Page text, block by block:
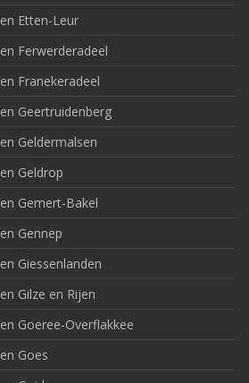
Etten-Leur
Ferwerderadeel
Franekeradeel
Geertruidenberg
Geldermalsen
Geldrop
Gemert-Bakel
Gennep
Giessenlanden
Gilze en Rijen
Goeree-Overflakkee
Goes